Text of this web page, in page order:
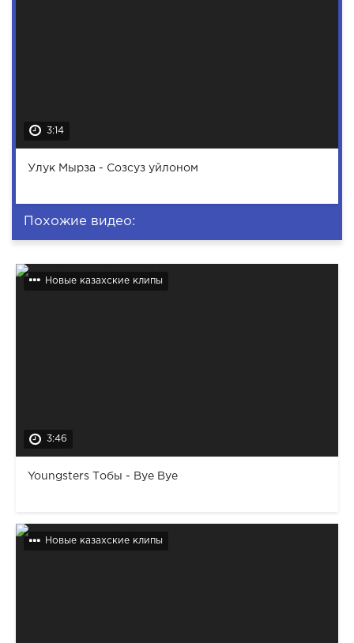
3:14
Улук Мырза - Созсуз уйлоном
Похожие видео:
Новые казахские клипы
3:46
Youngsters Тобы - Bye Bye
Новые казахские клипы